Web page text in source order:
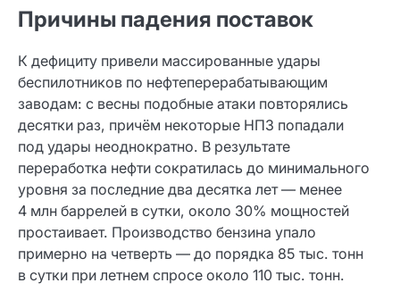
Причины падения поставок
К дефициту привели массированные удары
беспилотников по нефтеперерабатывающим
заводам: с весны подобные атаки повторялись
десятки раз, причём некоторые НПЗ попадали
под удары неоднократно. В результате
переработка нефти сократилась до минимального
уровня за последние два десятка лет — менее
4 млн баррелей в сутки, около 30% мощностей
простаивает. Производство бензина упало
примерно на четверть — до порядка 85 тыс. тонн
в сутки при летнем спросе около 110 тыс. тонн.